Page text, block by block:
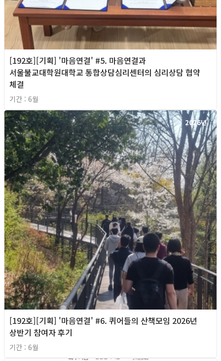
[192호][기획] '마음연결' #5. 마음연결과
서울불교대학원대학교 통합상담심리센터의 심리상담 협약
체결
기간 : 6월
2026년
[192호][기획] '마음연결' #6. 퀴어들의 산책모임 2026년
상반기 참여자 후기
기간 : 6월